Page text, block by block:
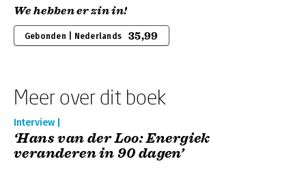
We hebben er zin in!
Gebonden | Nederlands 35,99
Meer over dit boek
Interview |
‘Hans van der Loo: Energiek
veranderen in 90 dagen’